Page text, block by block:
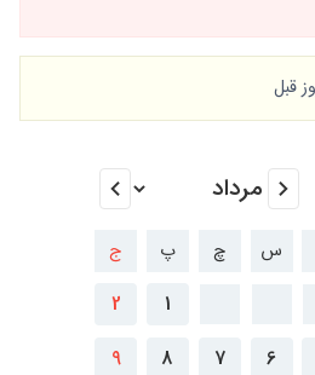
س چ پ ج
1
2
6
7
8
9